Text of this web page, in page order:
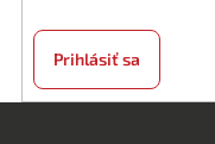
Prihlásiť sa